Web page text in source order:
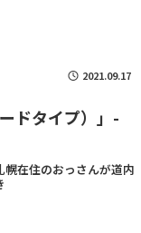
2021.09.17
ドタイプ）」-
幌在住のおっさんが道内